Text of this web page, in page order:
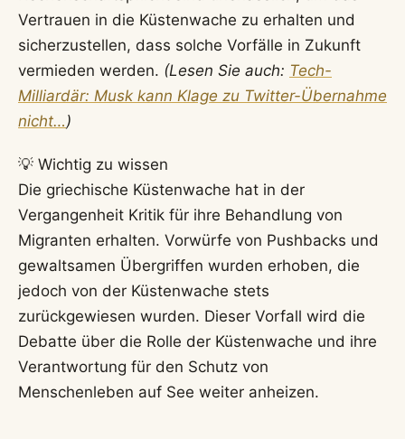
Vertrauen in die Küstenwache zu erhalten und
sicherzustellen, dass solche Vorfälle in Zukunft
vermieden werden. (Lesen Sie auch: Tech-
Milliardär: Musk kann Klage zu Twitter-Übernahme
nicht…)
💡 Wichtig zu wissen
Die griechische Küstenwache hat in der
Vergangenheit Kritik für ihre Behandlung von
Migranten erhalten. Vorwürfe von Pushbacks und
gewaltsamen Übergriffen wurden erhoben, die
jedoch von der Küstenwache stets
zurückgewiesen wurden. Dieser Vorfall wird die
Debatte über die Rolle der Küstenwache und ihre
Verantwortung für den Schutz von
Menschenleben auf See weiter anheizen.